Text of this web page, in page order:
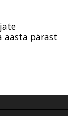
aasta pärast